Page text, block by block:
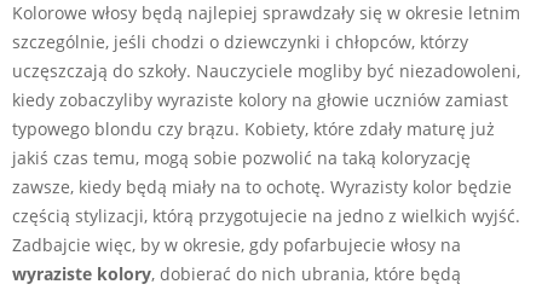
Kolorowe włosy będą najlepiej sprawdzały się w okresie letnim
szczególnie, jeśli chodzi o dziewczynki i chłopców, którzy
uczęszczają do szkoły. Nauczyciele mogliby być niezadowoleni,
kiedy zobaczyliby wyraziste kolory na głowie uczniów zamiast
typowego blondu czy brązu. Kobiety, które zdały maturę już
jakiś czas temu, mogą sobie pozwolić na taką koloryzację
zawsze, kiedy będą miały na to ochotę. Wyrazisty kolor będzie
częścią stylizacji, którą przygotujecie na jedno z wielkich wyjść.
Zadbajcie więc, by w okresie, gdy pofarbujecie włosy na
wyraziste kolory, dobierać do nich ubrania, które będą